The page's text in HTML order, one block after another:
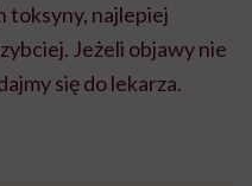
toksyny, najlepiej
Jeżeli objawy nie
się do lekarza.